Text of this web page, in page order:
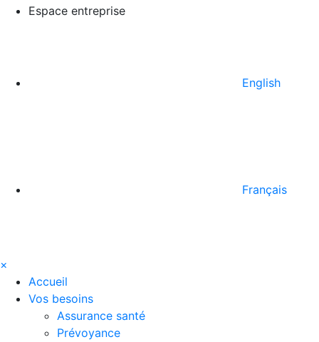
Espace entreprise
English
Français
×
Accueil
Vos besoins
Assurance santé
Prévoyance